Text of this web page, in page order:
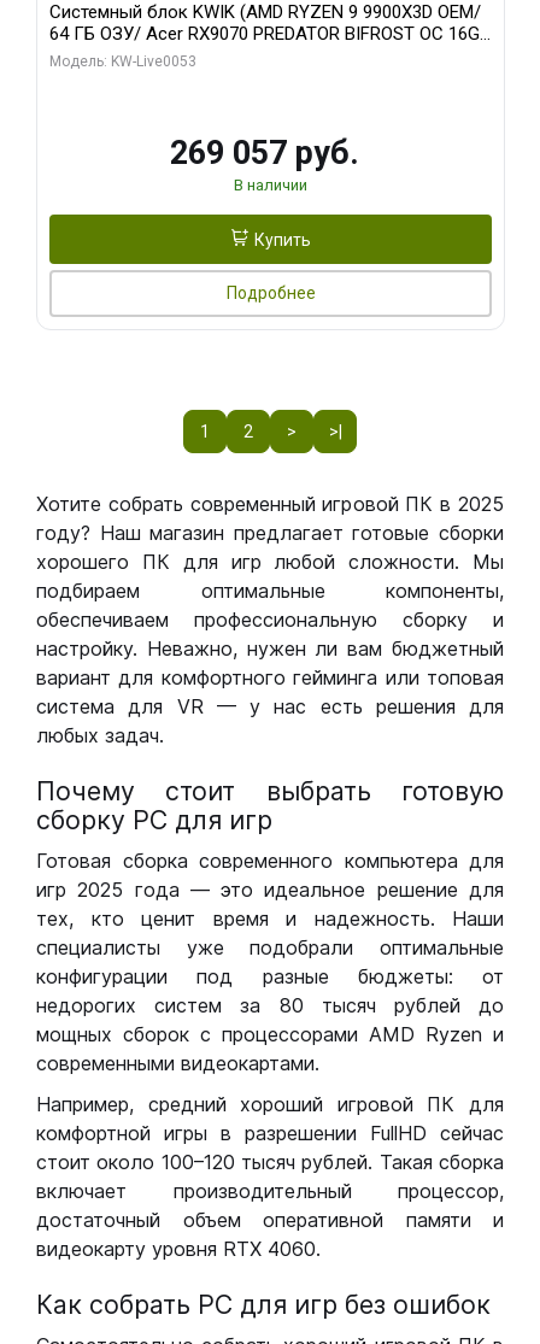
Системный блок KWIK (AMD RYZEN 9 9900X3D OEM/
64 ГБ ОЗУ/ Acer RX9070 PREDATOR BIFROST OC 16GB
GDDR6 256bit 3x/ 1 ТБ SSD)
Модель: KW-Live0053
269 057 руб.
В наличии
Купить
Подробнее
1 2 > >|
Хотите собрать современный игровой ПК в 2025
году? Наш магазин предлагает готовые сборки
хорошего ПК для игр любой сложности. Мы
подбираем оптимальные компоненты,
обеспечиваем профессиональную сборку и
настройку. Неважно, нужен ли вам бюджетный
вариант для комфортного гейминга или топовая
система для VR — у нас есть решения для
любых задач.
Почему стоит выбрать готовую
сборку РС для игр
Готовая сборка современного компьютера для
игр 2025 года — это идеальное решение для
тех, кто ценит время и надежность. Наши
специалисты уже подобрали оптимальные
конфигурации под разные бюджеты: от
недорогих систем за 80 тысяч рублей до
мощных сборок с процессорами AMD Ryzen и
современными видеокартами.
Например, средний хороший игровой ПК для
комфортной игры в разрешении FullHD сейчас
стоит около 100–120 тысяч рублей. Такая сборка
включает производительный процессор,
достаточный объем оперативной памяти и
видеокарту уровня RTX 4060.
Как собрать РС для игр без ошибок